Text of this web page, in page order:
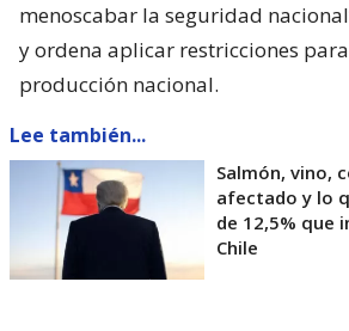
menoscabar la seguridad
y ordena aplicar restricciones
producción nacional.
Lee también...
Salmón, vino,
afectado y lo
de 12,5% que
Chile